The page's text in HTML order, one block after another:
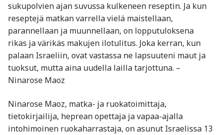
sukupolvien ajan suvussa kulkeneen reseptin. Ja kun
reseptejä matkan varrella vielä maistellaan,
parannellaan ja muunnellaan, on lopputuloksena
rikas ja värikäs makujen ilotulitus. Joka kerran, kun
palaan Israeliin, ovat vastassa ne lapsuuteni maut ja
tuoksut, mutta aina uudella lailla tarjottuna. –
Ninarose Maoz
Ninarose Maoz, matka- ja ruokatoimittaja,
tietokirjailija, heprean opettaja ja vapaa-ajalla
intohimoinen ruokaharrastaja, on asunut Israelissa 13